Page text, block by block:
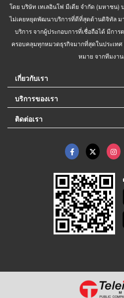
โดย บริษัท เทเลอินโฟ มีเดีย จำกัด (มหาชน)
ไม่เคยหยุดพัฒนาบริการที่ดีที่สุดด้านดิจิทัล ม
บริการ จากผู้ประกอบการที่เชื่อถือได้ มีกา
ครอบคลุมทุกหมวดธุรกิจมากที่สุดในประเท
หมาย จากทีมงา
เกี่ยวกับเรา
บริการของเรา
ติดต่อเรา